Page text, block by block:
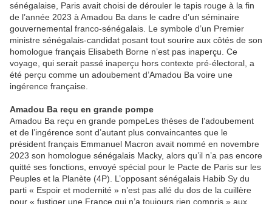
sénégalaise, Paris avait choisi de dérouler le tapis rouge à la fin
de l’année 2023 à Amadou Ba dans le cadre d’un séminaire
gouvernemental franco-sénégalais. Le symbole d’un Premier
ministre sénégalais-candidat posant tout sourire aux côtés de son
homologue français Elisabeth Borne n’est pas inaperçu. Ce
voyage, qui serait passé inaperçu hors contexte pré-électoral, a
été perçu comme un adoubement d’Amadou Ba voire une
ingérence française.
Amadou Ba reçu en grande pompe
Amadou Ba reçu en grande pompeLes thèses de l’adoubement
et de l’ingérence sont d’autant plus convaincantes que le
président français Emmanuel Macron avait nommé en novembre
2023 son homologue sénégalais Macky, alors qu’il n’a pas encore
quitté ses fonctions, envoyé spécial pour le Pacte de Paris sur les
Peuples et la Planète (4P). L’opposant sénégalais Habib Sy du
parti « Espoir et modernité » n’est pas allé du dos de la cuillère
pour « fustiger une France qui n’a toujours rien compris » aux